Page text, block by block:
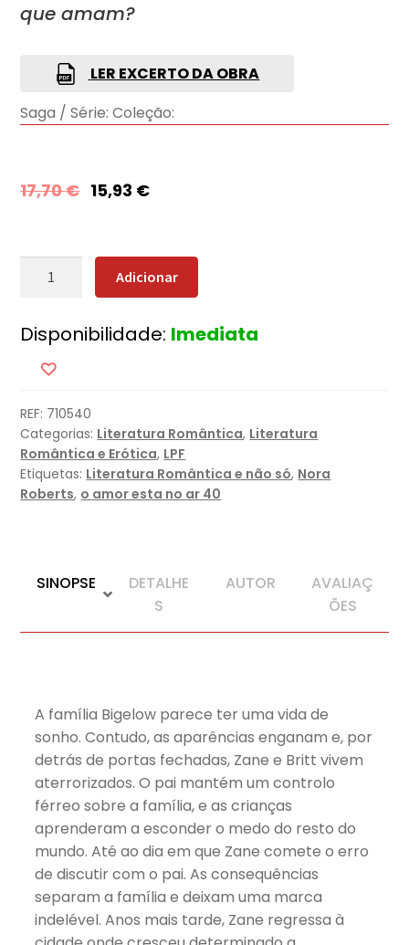
que amam?
LER EXCERTO DA OBRA
Saga / Série: Coleção:
17,70€ 15,93 €
Quantidade
Perfeitas
Adicionar
Disponibilidade: Imediata
REF: 710540
Categorias: Literatura Romântica, Literatura
Romântica e Erótica, LPF
Etiquetas: Literatura Romântica e não só, Nora
Roberts, o amor esta no ar 40
SINOPSE
DETALHE
S
AUTOR
AVALIAÇ
ÕES
A família Bigelow parece ter uma vida de
sonho. Contudo, as aparências enganam e, por
detrás de portas fechadas, Zane e Britt vivem
aterrorizados. O pai mantém um controlo
férreo sobre a família, e as crianças
aprenderam a esconder o medo do resto do
mundo. Até ao dia em que Zane comete o erro
de discutir com o pai. As consequências
separam a família e deixam uma marca
indelével. Anos mais tarde, Zane regressa à